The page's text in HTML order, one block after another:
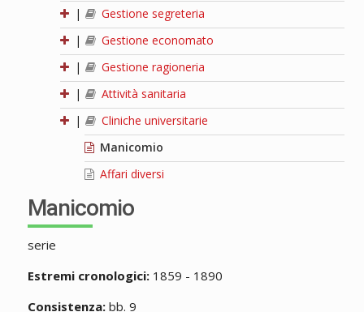
|
Gestione segreteria
|
Gestione economato
|
Gestione ragioneria
|
Attività sanitaria
|
Cliniche universitarie
Manicomio
Affari diversi
Manicomio
serie
Estremi cronologici:1859 - 1890
Consistenza:bb. 9